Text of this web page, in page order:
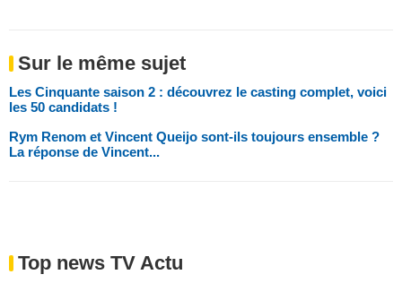
Sur le même sujet
Les Cinquante saison 2 : découvrez le casting complet, voici
les 50 candidats !
Rym Renom et Vincent Queijo sont-ils toujours ensemble ?
La réponse de Vincent...
Top news TV Actu